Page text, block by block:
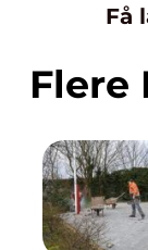
Få
Flere